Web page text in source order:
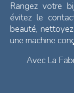
Rangez votre
évitez le
beauté,
une machine
Avec La